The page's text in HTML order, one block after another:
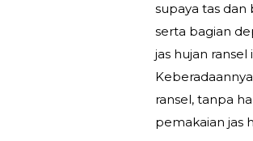
supaya tas
serta bagian
jas hujan
ransel, tanpa
pemakaian jas